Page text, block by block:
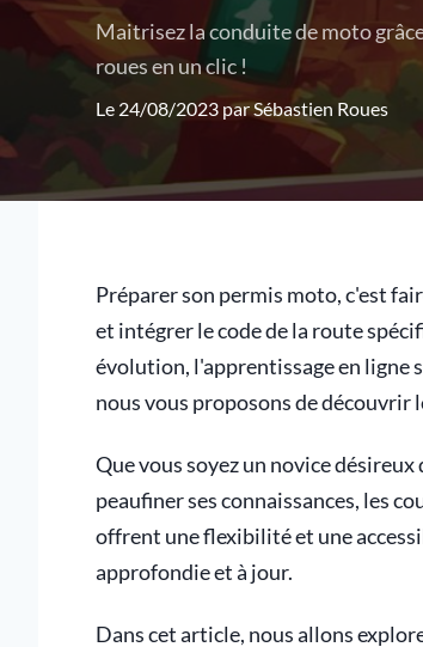
Maitrisez la conduite de moto
roues en un clic !
Le 24/08/2023 parSébastien Roues
Préparer son permis moto, c'est
et intégrer le code de la route
évolution, l'apprentissage en ligne
nous vous proposons de découvrir
Que vous soyez un novice
peaufiner ses connaissances, les
offrent une flexibilité et une
approfondie et à jour.
Dans cet article, nous allons